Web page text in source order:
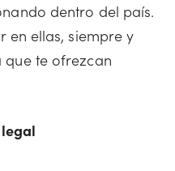
dentro del país.
en ellas, siempre y
que te ofrezcan